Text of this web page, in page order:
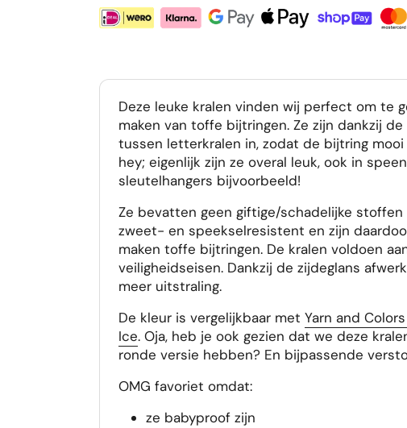
Deze leuke kralen vinden wij perfect om te
maken van toffe bijtringen. Ze zijn dankzij
tussen letterkralen in, zodat de bijtring mooi
hey; eigenlijk zijn ze overal leuk, ook in
sleutelhangers bijvoorbeeld!
Ze bevatten geen giftige/schadelijke stoffen
zweet- en speekselresistent en zijn
maken toffe bijtringen. De kralen voldoen
veiligheidseisen. Dankzij de zijdeglans
meer uitstraling.
De kleur is vergelijkbaar met Yarn and
Ice. Oja, heb je ook gezien dat we deze
ronde versie hebben? En bijpassende
OMG favoriet omdat:
ze babyproof zijn